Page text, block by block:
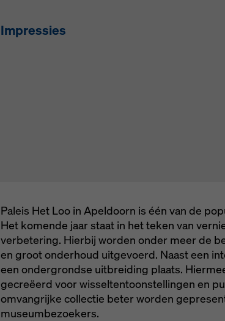
Impressies
Paleis Het Loo in Apeldoorn is één van de
Het komende jaar staat in het teken van
verbetering. Hierbij worden onder meer de
en groot onderhoud uitgevoerd. Naast een
een ondergrondse uitbreiding plaats.
gecreëerd voor wisseltentoonstellingen en
omvangrijke collectie beter worden
museumbezoekers.